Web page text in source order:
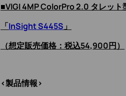
■VIGI 4MP ColorPro 2.0 タレット
「InSight S445S 」
（想定販売価格：税込54,900円）
<製品情報>